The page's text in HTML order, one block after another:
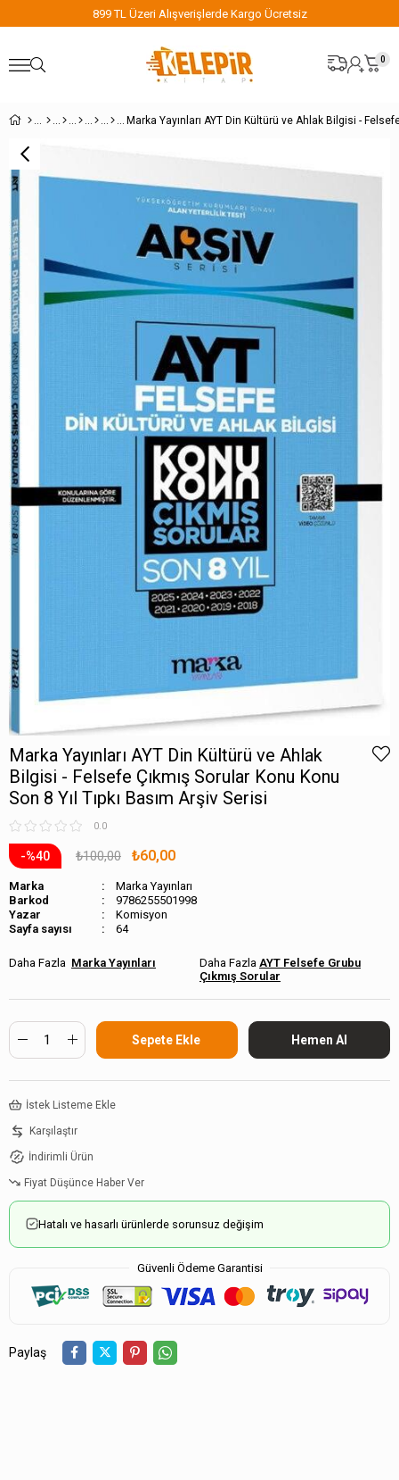
899 TL Üzeri Alışverişlerde Kargo Ücretsiz
0
Marka Yayınları AYT Din Kültürü ve Ahlak
Bilgisi - Felsefe Çıkmış Sorular Konu Konu
Son 8 Yıl Tıpkı Basım Arşiv Serisi
0.0
40 ₺100,00 ₺60,00
Marka
Marka Yayınları
Barkod
9786255501998
Komisyon
Sayfa sayısı
64
Marka Yayınları
AYT Felsefe Grubu
Çıkmış Sorular
İstek Listeme Ekle
Karşılaştır
İndirimli Ürün
Fiyat Düşünce Haber Ver
Hatalı ve hasarlı ürünlerde sorunsuz değişim
Güvenli Ödeme Garantisi
Paylaş